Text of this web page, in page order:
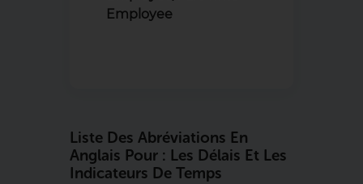
Employee
Liste Des Abréviations En
Anglais Pour : Les Délais Et Les
Indicateurs De Temps